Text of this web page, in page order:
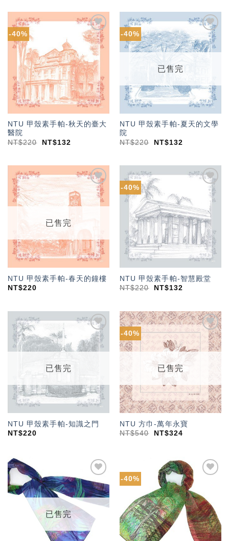
-40%
加入
「願
望輕
單」
NTU 甲殼素手帕-秋天的臺大
醫院
NT$220 NT$132
-40%
加入
「願
望輕
已售完
NTU 甲殼素手帕-夏天的文學
院
NT$220 NT$132
加入
「願
望輕
已售完
NTU 甲殼素手帕-春天的鐘樓
NT$220
-40%
加入
「願
望輕
單」
NTU 甲殼素手帕-智慧殿堂
NT$220 NT$132
加入
「願
望輕
已售完
NTU 甲殼素手帕-知識之門
NT$220
-40%
加入
「願
望輕
已售完
NTU 方巾-萬年永寶
NT$540 NT$324
加入
「願
望輕
單」
已售完
-40%
望輕
單」